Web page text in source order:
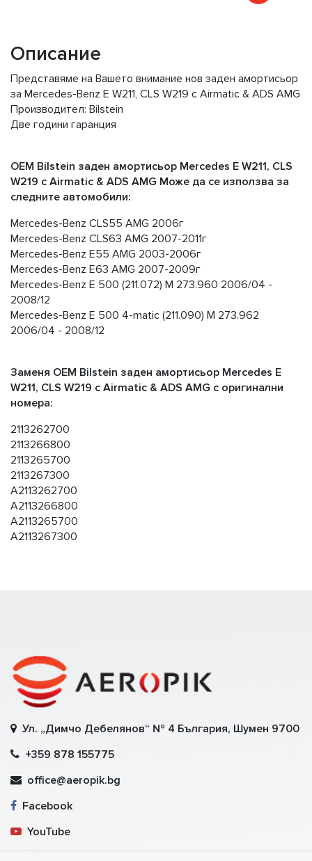
Описание
Представяме на Вашето внимание нов заден амортисьор
за Mercedes-Benz E W211, CLS W219 с Airmatic & ADS AMG
Производител: Bilstein
Две години гаранция
OEM Bilstein заден амортисьор Mercedes E W211, CLS
W219 с Airmatic & ADS AMG Може да се използва за
следните автомобили:
Mercedes-Benz CLS55 AMG 2006г
Mercedes-Benz CLS63 AMG 2007-2011г
Mercedes-Benz E55 AMG 2003-2006г
Mercedes-Benz E63 AMG 2007-2009г
Mercedes-Benz E 500 (211.072) M 273.960 2006/04 -
2008/12
Mercedes-Benz E 500 4-matic (211.090) M 273.962
2006/04 - 2008/12
Заменя OEM Bilstein заден амортисьор Mercedes E
W211, CLS W219 с Airmatic & ADS AMG с оригинални
номера:
2113262700
2113266800
2113265700
2113267300
A2113262700
A2113266800
A2113265700
A2113267300
Ул. „Димчо Дебелянов“ № 4 България, Шумен 9700
+359 878 155775
office@aeropik.bg
Facebook
YouTube